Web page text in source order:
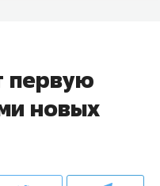
первую
новых